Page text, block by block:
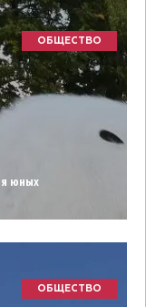
ОБЩЕСТВО
юных
ОБЩЕСТВО